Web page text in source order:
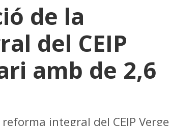
de la
del CEIP
amb de 2,6
integral del CEIP Verge